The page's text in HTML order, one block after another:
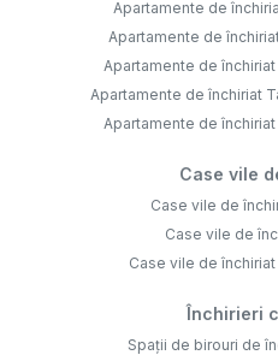
Apartamente de
Apartamente de
Apartamente de
Apartamente de închiriat
Apartamente de
Case vile
Case vile de
Case vile de
Case vile de
Închirieri
Spații de birouri de